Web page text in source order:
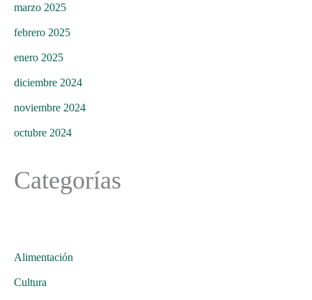
marzo 2025
febrero 2025
enero 2025
diciembre 2024
noviembre 2024
octubre 2024
Categorías
Alimentación
Cultura